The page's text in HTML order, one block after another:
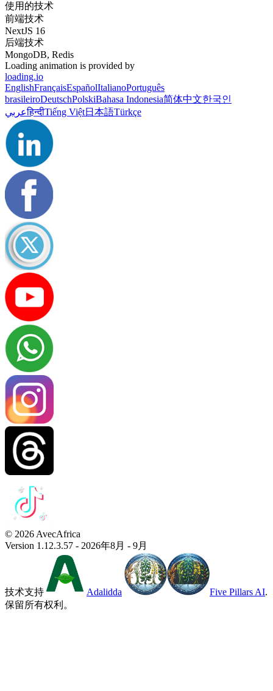
使用的技术
前端技术
NextJS 16
后端技术
MongoDB, Redis
Loading animation is provided by
loading.io
EnglishFrançaisEspañolItalianoPortuguês
brasileiroDeutschPolskiBahasa Indonesia简体中文한국인
عربيहिन्दीTiếng Việt日本語Türkçe
© 2026 AvecAfrica
Version 1.12.3.57 - 2026年8月 - 9月
技术支持 Adalidda Five Pillars AI.
保留所有权利。